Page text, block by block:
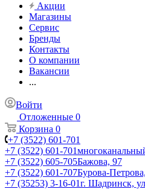
Акции
Магазины
Сервис
Бренды
Контакты
О компании
Вакансии
...
Войти
Отложенные 0
Корзина 0
+7 (3522) 601-701
+7 (3522) 601-701
+7 (3522) 605-705Бажова, 97
+7 (3522) 601-707Бурова-
+7 (35253) 3-16-01г. Шадринск,